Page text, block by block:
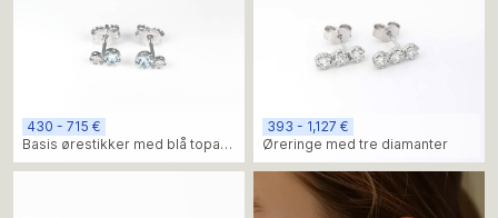
430 - 715 €
Basis ørestikker med blå topas
og diamanter
393 - 1,127 €
Øreringe med tre diamanter